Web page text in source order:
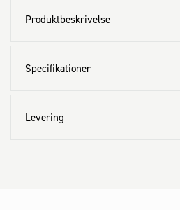
Produktbeskrivelse
Specifikationer
Levering